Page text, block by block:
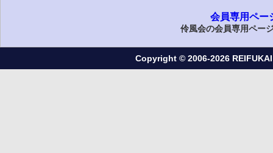
会員専用ペー
伶風会の会員専用ペー
Copyright © 2006-2026